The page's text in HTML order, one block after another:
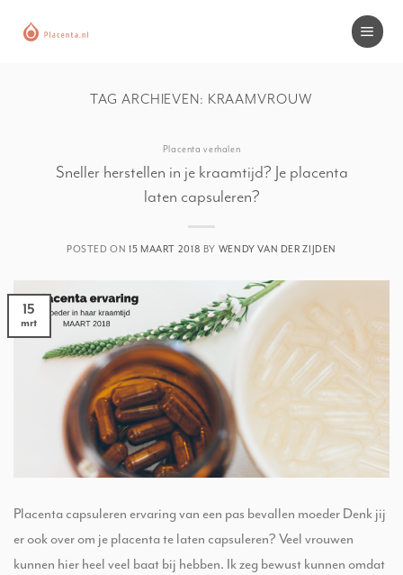
TAG ARCHIEVEN: KRAAMVROUW
Placenta verhalen
Sneller herstellen in je kraamtijd? Je placenta
laten capsuleren?
POSTED ON15 MAART 2018 BY WENDY VAN DER ZIJDEN
15
mrt
Placenta capsuleren ervaring van een pas bevallen moeder Denk jij
er ook over om je placenta te laten capsuleren? Veel vrouwen
kunnen hier heel veel baat bij hebben. Ik zeg bewust kunnen omdat